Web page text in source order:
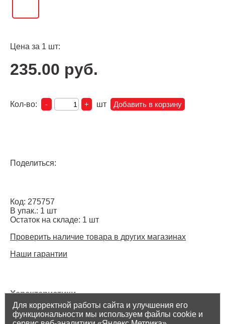
Цена за 1 шт:
235.00 руб.
Кол-во: шт
Поделиться:
Код: 275757
В упак.: 1 шт
Остаток на складе: 1 шт
Проверить наличие товара в других магазинах
Наши гарантии
Характеристики
Торговая марка: -
Страна производителя: КИТАЙ
Для корректной работы сайта и улучшения его
функциональности мы используем файлы cookie и